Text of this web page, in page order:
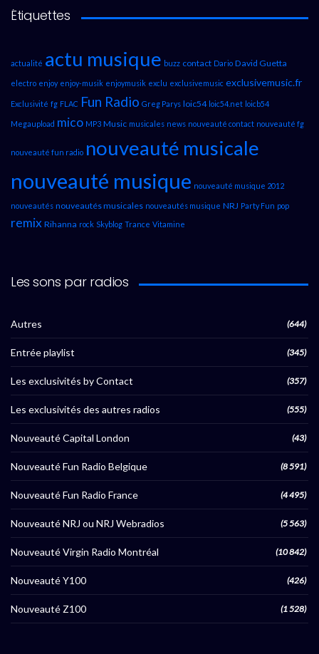
Étiquettes
actualité actu musique buzz contact Dario David Guetta
electro enjoy enjoy-musik enjoymusik exclu exclusivemusic exclusivemusic.fr
Exclusivité fg FLAC Fun Radio Greg Parys loic54 loic54.net loicb54
Megaupload mico MP3 Music musicales news nouveauté contact nouveauté fg
nouveauté fun radio nouveauté musicale
nouveauté musique nouveauté musique 2012
nouveautés nouveautés musicales nouveautés musique NRJ Party Fun pop
remix Rihanna rock Skyblog Trance Vitamine
Les sons par radios
Autres (644)
Entrée playlist (345)
Les exclusivités by Contact (357)
Les exclusivités des autres radios (555)
Nouveauté Capital London (43)
Nouveauté Fun Radio Belgique (8 591)
Nouveauté Fun Radio France (4 495)
Nouveauté NRJ ou NRJ Webradios (5 563)
Nouveauté Virgin Radio Montréal (10 842)
Nouveauté Y100 (426)
Nouveauté Z100 (1 528)